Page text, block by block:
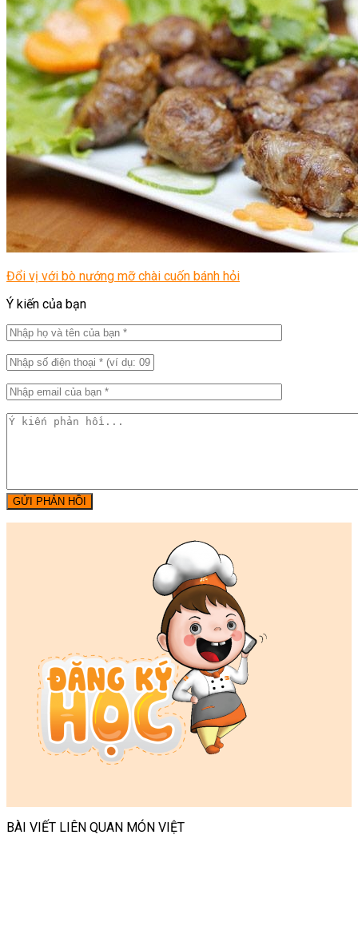
Đổi vị với bò nướng mỡ chài cuốn bánh hỏi
Ý kiến của bạn
GỬI PHẢN HỒI
BÀI VIẾT LIÊN QUAN MÓN VIỆT